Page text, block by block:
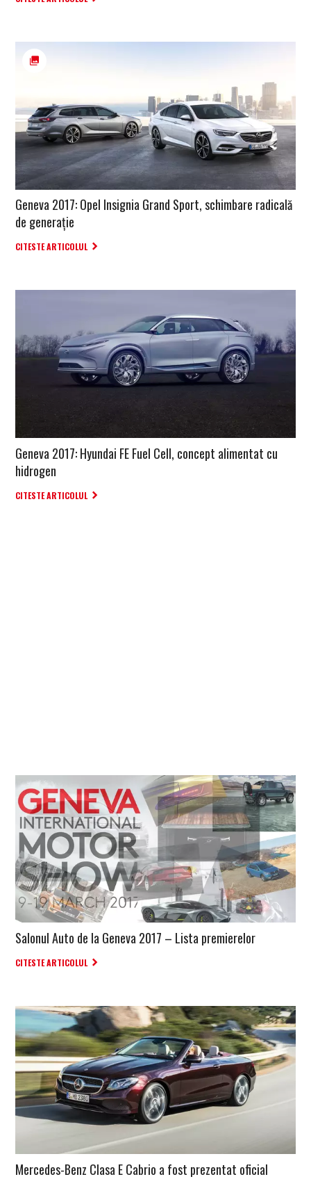
Geneva 2017: Opel Insignia Grand Sport, schimbare radicală
de generație
CITESTE ARTICOLUL
Geneva 2017: Hyundai FE Fuel Cell, concept alimentat cu
hidrogen
CITESTE ARTICOLUL
Salonul Auto de la Geneva 2017 – Lista premierelor
CITESTE ARTICOLUL
Mercedes-Benz Clasa E Cabrio a fost prezentat oficial